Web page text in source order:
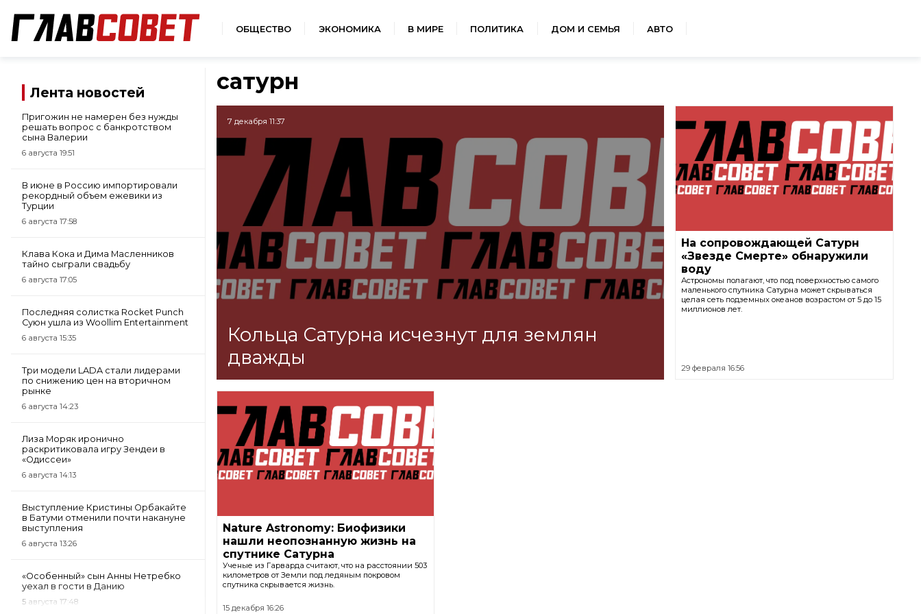
ОБЩЕСТВО ЭКОНОМИКА В МИРЕ ПОЛИТИКА ДОМ И СЕМЬЯ АВТО
Лента новостей
Пригожин не намерен без нужды
решать вопрос с банкротством
сына Валерии
6 августа 19:51
В июне в Россию импортировали
рекордный объем ежевики из
Турции
6 августа 17:58
Клава Кока и Дима Масленников
тайно сыграли свадьбу
6 августа 17:05
Последняя солистка Rocket Punch
Суюн ушла из Woollim Entertainment
6 августа 15:35
Три модели LADA стали лидерами
по снижению цен на вторичном
рынке
6 августа 14:23
Лиза Моряк иронично
раскритиковала игру Зендеи в
«Одиссеи»
6 августа 14:13
Выступление Кристины Орбакайте
в Батуми отменили почти накануне
выступления
6 августа 13:26
«Особенный» сын Анны Нетребко
уехал в гости в Данию
5 августа 17:48
сатурн
7 декабря 11:37
Кольца Сатурна исчезнут для землян
дважды
На сопровождающей Сатурн
«Звезде Cмерте» обнаружили
воду
Астрономы полагают, что под поверхностью самого
маленького спутника Сатурна может скрываться
целая сеть подземных океанов возрастом от 5 до 15
миллионов лет.
29 февраля 16:56
Nature Astronomy: Биофизики
нашли неопознанную жизнь на
спутнике Сатурна
Ученые из Гарварда считают, что на расстоянии 503
километров от Земли под ледяным покровом
спутника скрывается жизнь.
15 декабря 16:26